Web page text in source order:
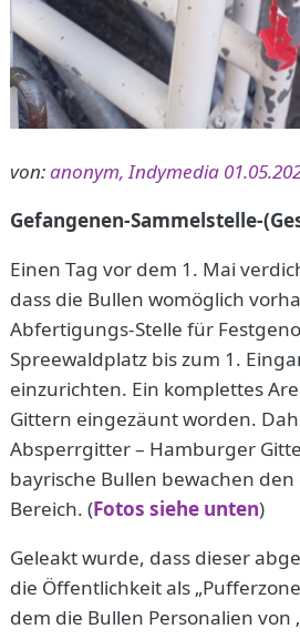
von:anonym, Indymedia
Gefangenen-Sammelstelle-
Einen Tag vor dem 1. Mai
dass die Bullen womöglich
Abfertigungs-Stelle für
Spreewaldplatz bis zum 1.
einzurichten. Ein komplettes
Gittern eingezäunt worden.
Absperrgitter – Hamburger
bayrische Bullen bewachen
Bereich. (Fotos siehe unten)
Geleakt wurde, dass dieser
die Öffentlichkeit als
dem die Bullen Personalien von